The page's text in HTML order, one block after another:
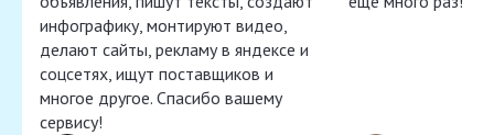
инфографику, монтируют видео,
делают сайты, рекламу в яндексе и
соцсетях, ищут поставщиков и
многое другое. Спасибо вашему
сервису!